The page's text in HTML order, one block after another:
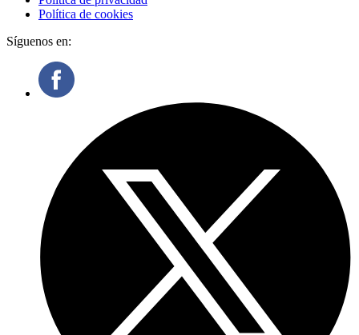
Política de cookies
Síguenos en: